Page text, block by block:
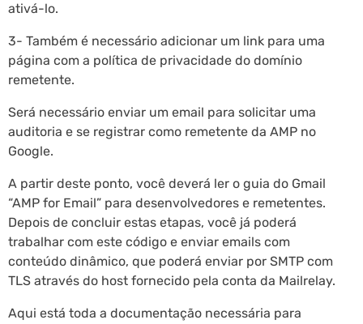
ativá-lo.
3- Também é necessário adicionar um link para uma
página com a política de privacidade do domínio
remetente.
Será necessário enviar um email para solicitar uma
auditoria e se registrar como remetente da AMP no
Google.
A partir deste ponto, você deverá ler o guia do Gmail
“AMP for Email” para desenvolvedores e remetentes.
Depois de concluir estas etapas, você já poderá
trabalhar com este código e enviar emails com
conteúdo dinâmico, que poderá enviar por SMTP com
TLS através do host fornecido pela conta da Mailrelay.
Aqui está toda a documentação necessária para